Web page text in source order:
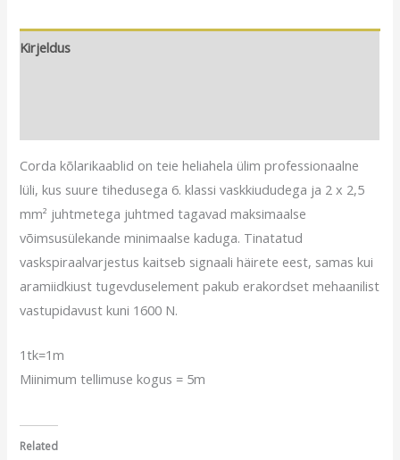
Kirjeldus
Corda kõlarikaablid on teie heliahela ülim professionaalne
lüli, kus suure tihedusega 6. klassi vaskkiududega ja 2 x 2,5
mm² juhtmetega juhtmed tagavad maksimaalse
võimsusülekande minimaalse kaduga. Tinatatud
vaskspiraalvarjestus kaitseb signaali häirete eest, samas kui
aramiidkiust tugevduselement pakub erakordset mehaanilist
vastupidavust kuni 1600 N.
1tk=1m
Miinimum tellimuse kogus = 5m
Related